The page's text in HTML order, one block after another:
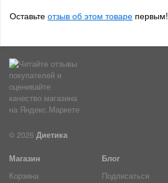
Оставьте отзыв об этом товаре первым!
© 2026 Диетика
Магазин
Корзина
Блог
Подписаться